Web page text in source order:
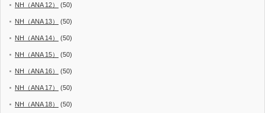
NH（ANA 12） (50)
NH（ANA 13） (50)
NH（ANA 14） (50)
NH（ANA 15） (50)
NH（ANA 16） (50)
NH（ANA 17） (50)
NH（ANA 18） (50)